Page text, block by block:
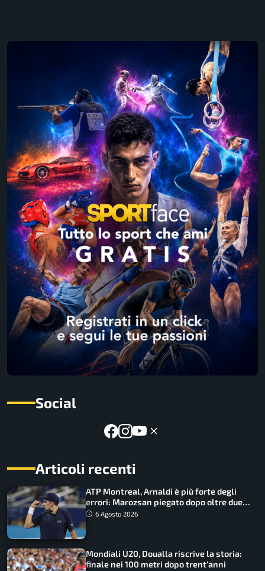
Social
Articoli recenti
ATP Montreal, Arnaldi è più forte degli
errori: Marozsan piegato dopo oltre due
ore6 Agosto 2026
Mondiali U20, Doualla riscrive la storia:
finale nei 100 metri dopo trent’anni